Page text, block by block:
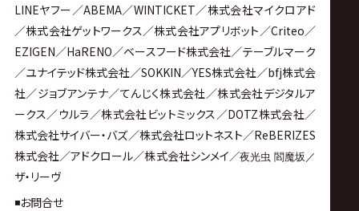
LINEヤフー／ABEMA／WINTICKET／株式会社マイクロアド
／株式会社ゲットワークス／株式会社アプリボット／Criteo／
EZIGEN／HaRENO／ベースフード株式会社／テーブルマーク
／ユナイテッド株式会社／SOKKIN／YES株式会社／bfj株式会
社／ジョブアンテナ／てんじく株式会社／株式会社デジタルア
ークス／ウルラ／株式会社ビットミックス／DOTZ株式会社／
株式会社サイバー・バズ／株式会社ロットネスト／ReBERIZES
株式会社／アドクロール／株式会社シンメイ／夜光虫 閻魔坂／
ザ・リーヴ
◾️お問合せ